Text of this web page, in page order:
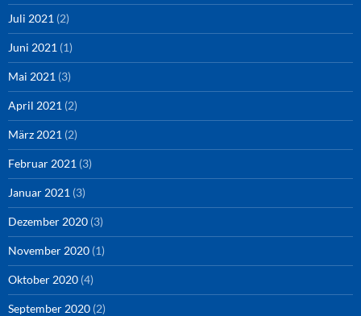
Juli 2021 (2)
Juni 2021 (1)
Mai 2021 (3)
April 2021 (2)
März 2021 (2)
Februar 2021 (3)
Januar 2021 (3)
Dezember 2020 (3)
November 2020 (1)
Oktober 2020 (4)
September 2020 (2)